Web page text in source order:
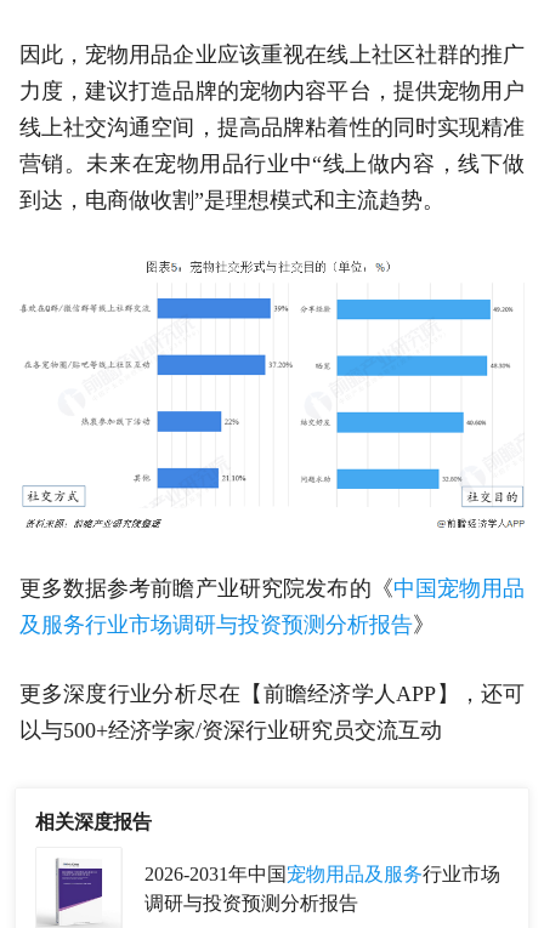
因此，宠物用品企业应该重视在线上社区社群的推广
力度，建议打造品牌的宠物内容平台，提供宠物用户
线上社交沟通空间，提高品牌粘着性的同时实现精准
营销。未来在宠物用品行业中“线上做内容，线下做
到达，电商做收割”是理想模式和主流趋势。
更多数据参考前瞻产业研究院发布的《中国宠物用品
及服务行业市场调研与投资预测分析报告》
更多深度行业分析尽在【前瞻经济学人APP】，还可
以与500+经济学家/资深行业研究员交流互动
相关深度报告
2026-2031年中国 宠物用品及服务行业市场
调研与投资预测分析报告